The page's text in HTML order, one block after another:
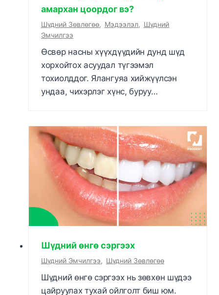
амархан цоордог вэ?
Шүдний Зөвлөгөө, Мэдээлэл, Шүдний
Эмчилгээ
Өсвөр насны хүүхдүүдийн дунд шүд
хорхойтох асуудал түгээмэл
тохиолддог. Ялангуяа хийжүүлсэн
ундаа, чихэрлэг хүнс, буруу…
Шүдний өнгө сэргээх
Шүдний Эмчилгээ, Шүдний Зөвлөгөө
Шүдний өнгө сэргээх нь зөвхөн шүдээ
цайруулах тухай ойлголт биш юм.